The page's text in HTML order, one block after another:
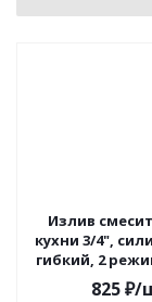
Излив
кухни 3/4",
гибкий, 2
дождь),
825₽/